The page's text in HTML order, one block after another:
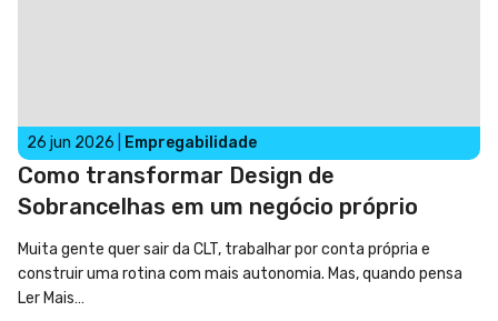
26 jun 2026 Empregabilidade
Como transformar Design de
Sobrancelhas em um negócio próprio
Muita gente quer sair da CLT, trabalhar por conta própria e
construir uma rotina com mais autonomia. Mas, quando pensa
Ler Mais…